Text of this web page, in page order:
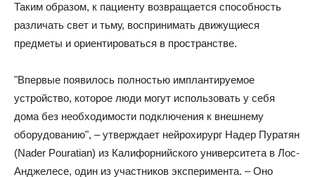
Таким образом, к пациенту возвращается способность
различать свет и тьму, воспринимать движущиеся
предметы и ориентироваться в пространстве.
"Впервые появилось полностью имплантируемое
устройство, которое люди могут использовать у себя
дома без необходимости подключения к внешнему
оборудованию", – утверждает нейрохирург Надер Пуратян
(Nader Pouratian) из Калифорнийского университета в Лос-
Анджелесе, один из участников эксперимента. – Оно